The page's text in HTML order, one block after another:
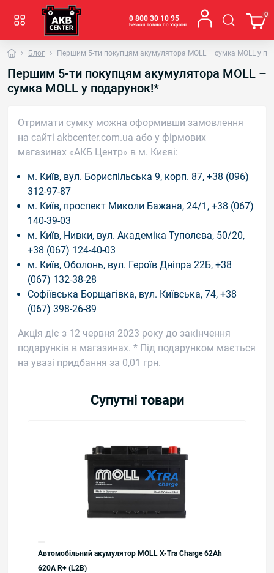
0 800 30 10 95
Безкоштовно по Україні
0
Блог Першим 5-ти покупцям акумулятора MOLL – сумка MOLL у
Першим 5-ти покупцям акумулятора MOLL –
сумка MOLL у подарунок!*
Отримати сумку можна оформивши замовлення
на сайті akbcenter.com.ua або у фірмових
магазинах «АКБ Центр» в м. Києві:
м. Київ, вул. Бориспільська 9, корп. 87, +38 (096)
312-97-87
м. Київ, проспект Миколи Бажана, 24/1, +38 (067)
140-39-03
м. Київ, Нивки, вул. Академіка Туполєва, 50/20,
+38 (067) 124-40-03
м. Київ, Оболонь, вул. Героїв Дніпра 22Б, +38
(067) 132-38-28
Софіївська Борщагівка, вул. Київська, 74, +38
(067) 398-26-89
Акція діє з 12 червня 2023 року до закінчення
подарунків в магазинах. * Під подарунком мається
на увазі придбання за 0,01 грн.
Супутні товари
Автомобільний акумулятор MOLL X-Tra Charge 62Ah
620A R+ (L2В)